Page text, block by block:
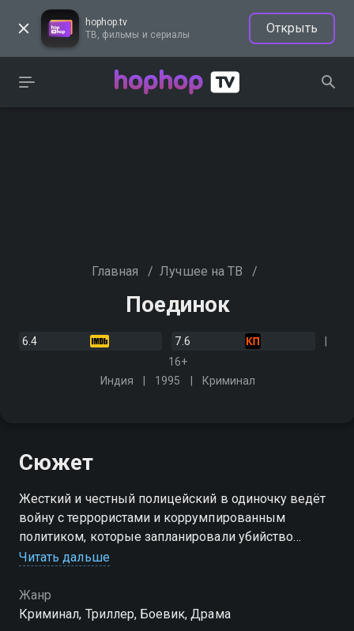
hophop.tv
ТВ, фильмы и сериалы
Открыть
Главная / Лучшее на ТВ /
Поединок
6.4
7.6
16+
Индия
1995 Криминал
Сюжет
Жесткий и честный полицейский в одиночку ведёт
войну с террористами и коррумпированным
политиком, которые запланировали убийство
главного министра штата
Читать дальше
Жанр
Криминал, Триллер, Боевик, Драма